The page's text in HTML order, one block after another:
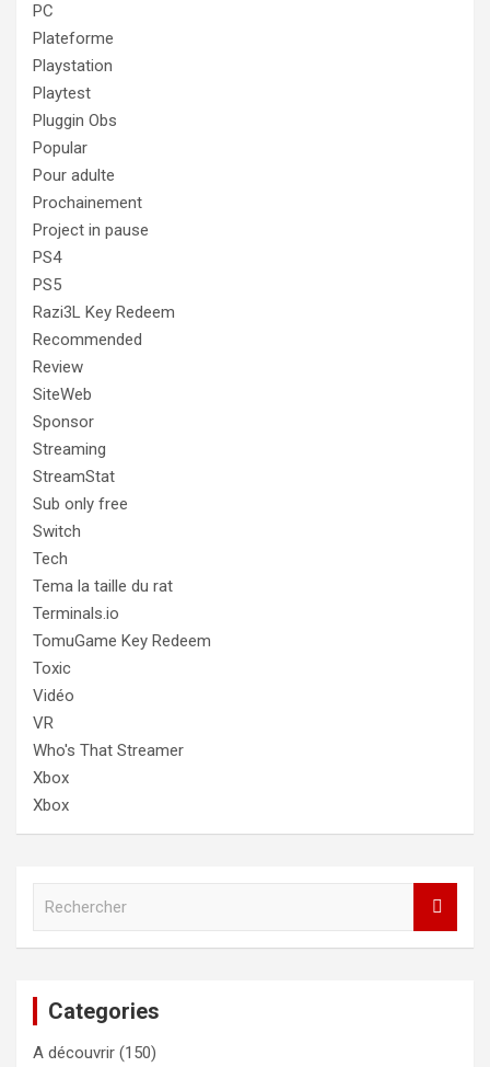
PC
Plateforme
Playstation
Playtest
Pluggin Obs
Popular
Pour adulte
Prochainement
Project in pause
PS4
PS5
Razi3L Key Redeem
Recommended
Review
SiteWeb
Sponsor
Streaming
StreamStat
Sub only free
Switch
Tech
Tema la taille du rat
Terminals.io
TomuGame Key Redeem
Toxic
Vidéo
VR
Who's That Streamer
Xbox
Xbox
c
h
Categories
A découvrir (150)